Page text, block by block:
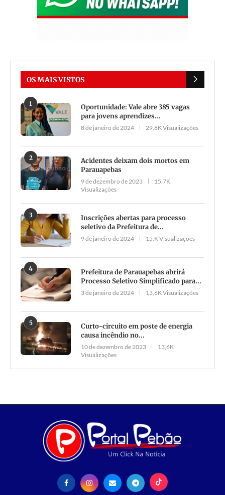
OS MAIS VISTOS
1
Oportunidade: Vale abre 385 vagas
para jovens aprendizes...
8 de janeiro de 2024 29,8K Visualizações
2
Acidentes deixam dois mortos em
Parauapebas
9 de dezembro de 2023
15,7K
Visualizações
3
Inscrições abertas para processo
seletivo da Prefeitura de...
9 de janeiro de 2024 15,K Visualizações
4
Prefeitura de Parauapebas abrirá
Processo Seletivo Simplificado para...
3 de janeiro de 2024 13,6K Visualizações
5
Curto-circuito em poste de energia
causa incêndio no...
10 de dezembro de 2023
13,6K
Visualizações